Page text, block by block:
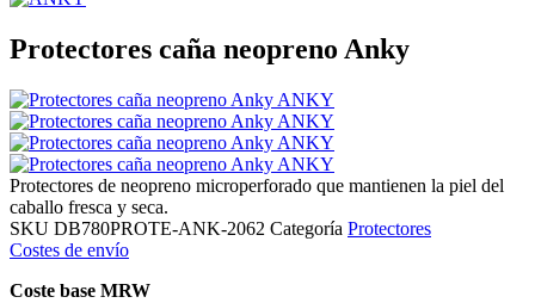
Protectores caña neopreno Anky
Protectores de neopreno microperforado que mantienen la piel del
caballo fresca y seca.
SKU DB780PROTE-ANK-2062 Categoría Protectores
Costes de envío
Coste base MRW